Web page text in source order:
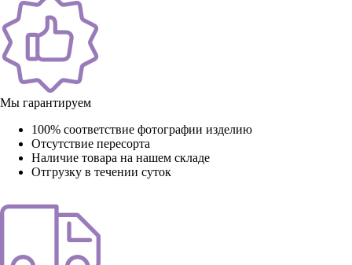
Мы гарантируем
100% соответствие фотографии изделию
Отсутствие пересорта
Наличие товара на нашем складе
Отгрузку в течении суток